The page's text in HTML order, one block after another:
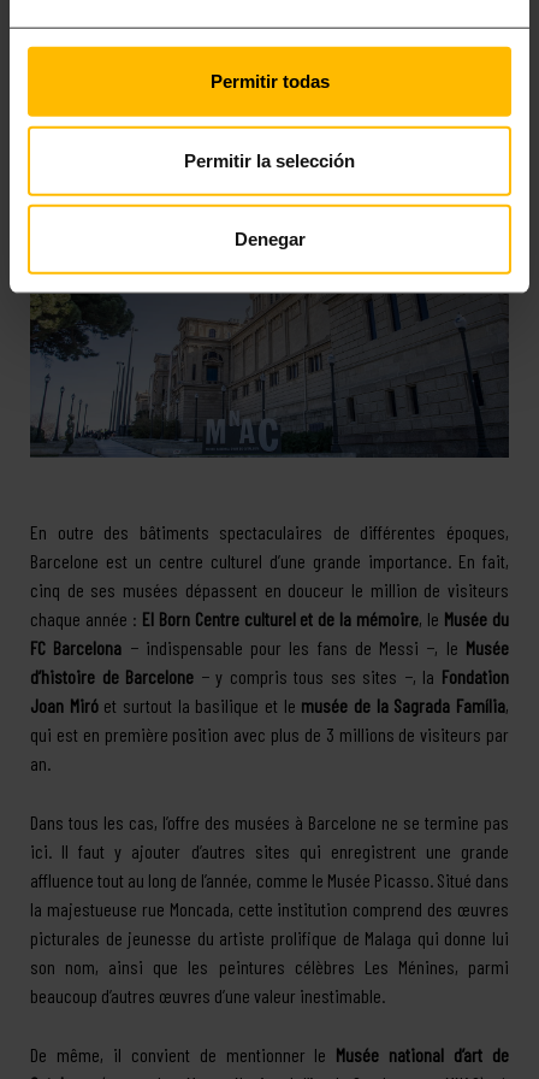
Permitir todas
Permitir la selección
Denegar
ville dispose d’un bar de glace
vous pourrez prendre un verre à −5 ° C (avec des vêtements
thermiques, naturellement).
ART ET MUSEES A BARCELONE
En outre des bâtiments spectaculaires de différentes époques,
Barcelone est un centre culturel d’une grande importance. En fait,
cinq de ses musées dépassent en douceur le million de visiteurs
chaque année : El Born Centre culturel et de la mémoire, le Musée du
FC Barcelona − indispensable pour les fans de Messi −, le Musée
d’histoire de Barcelone − y compris tous ses sites −, la Fondation
Joan Miróet surtout la basilique et le musée de la Sagrada Família,
qui est en première position avec plus de 3 millions de visiteurs par
an.
Dans tous les cas, l’offre des musées à Barcelone ne se termine pas
ici. Il faut y ajouter d’autres sites qui enregistrent une grande
affluence tout au long de l’année, comme le Musée Picasso. Situé dans
la majestueuse rue Moncada, cette institution comprend des œuvres
picturales de jeunesse du artiste prolifique de Malaga qui donne lui
son nom, ainsi que les peintures célèbres Les Ménines, parmi
beaucoup d’autres œuvres d’une valeur inestimable.
De même, il convient de mentionner le Musée national d’art de